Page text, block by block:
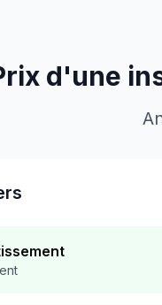
d'une